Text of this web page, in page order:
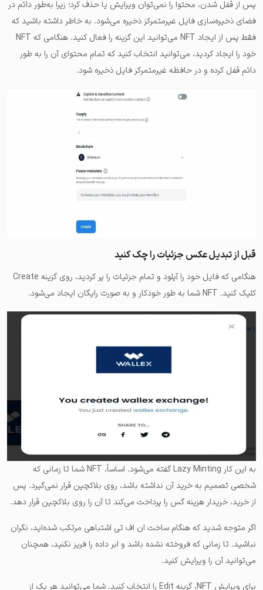
پس از قفل شدن، محتوا را نمی‌توان ویرایش یا حذف کرد؛ زیرا به‌طور دائم در
فضای ذخیره‌سازی فایل غیرمتمرکز ذخیره می‌شود. به خاطر داشته باشید که
فقط پس از ایجاد NFT می‌توانید این گزینه را فعال کنید. هنگامی که NFT
خود را ایجاد کردید، می‌توانید انتخاب کنید که تمام محتوای آن را به طور
دائم قفل کرده و در حافظه غیرمتمرکز فایل ذخیره شود.
قبل از تبدیل عکس جزئیات را چک کنید
هنگامی که فایل خود را آپلود و تمام جزئیات را پر کردید، روی گزینه Create
کلیک کنید. NFT شما به طور خودکار و به صورت رایگان ایجاد می‌شود.
به این کار Lazy Minting گفته می‌شود. اساساً، NFT شما تا زمانی که
شخصی تصمیم به خرید آن نداشته باشد، روی بلاکچین قرار نمی‌گیرد. پس
از خرید، خریدار هزینه گس را پرداخت می‌کند تا آن را روی بلاکچین قرار دهد.
اگر متوجه شدید که هنگام ساخت ان اف تی اشتباهی مرتکب شده‌اید، نگران
نباشید. تا زمانی که فروخته نشده باشد و ابر داده را فریز نکنید، همچنان
می‌توانید آن را ویرایش کنید.
برای ویرایش NFT، گزینه Edit را انتخاب کنید. شما می‌توانید هر یک از